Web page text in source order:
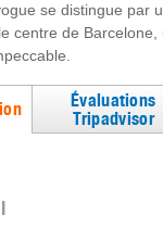
se distingue par
centre de
Évaluations
Tripadvisor